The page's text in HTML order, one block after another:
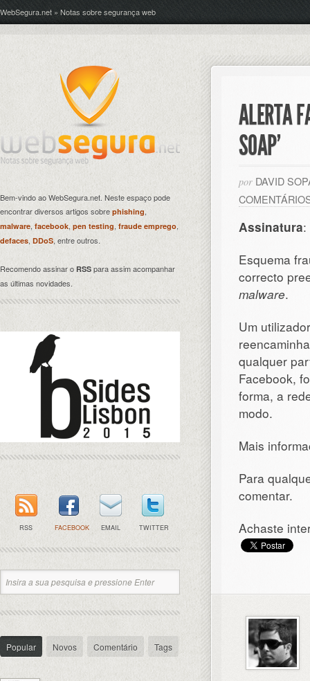
WebSegura.net » Notas sobre segurança web
ALERTA
SOAP’
por DAVID
Assinatura:
Esquema
correcto
malware.
Um
qualquer
Facebook,
forma, a
modo.
Mais
Para
comentar.
Achaste
Bem-vindo ao WebSegura.net. Neste espaço pode
encontrar diversos artigos sobre phishing,
malware, facebook, pen testing fraude emprego,
defaces, DDoS, entre outros.
Recomendo assinar o RSS para assim acompanhar
as últimas novidades.
RSS FACEBOOK EMAIL TWITTER
Popular Novos Comentário Tags